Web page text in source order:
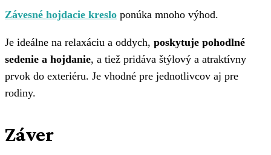
Závesné hojdacie kreslo ponúka mnoho výhod.
Je ideálne na relaxáciu a oddych, poskytuje pohodlné
sedenie a hojdanie, a tiež pridáva štýlový a atraktívny
prvok do exteriéru. Je vhodné pre jednotlivcov aj pre
rodiny.
Záver